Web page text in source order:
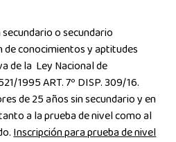
o secundario
conocimientos y aptitudes
de la Ley Nacional de
1995 ART. 7º DISP. 309/16.
de 25 años sin secundario y en
a la prueba de nivel como al
Inscripción para prueba de nivel